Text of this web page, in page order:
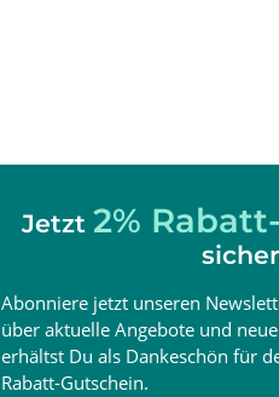
Jetzt 2%
Abonniere jetzt unseren
über aktuelle Angebote und
erhältst Du als Dankeschön für
Rabatt-Gutschein.